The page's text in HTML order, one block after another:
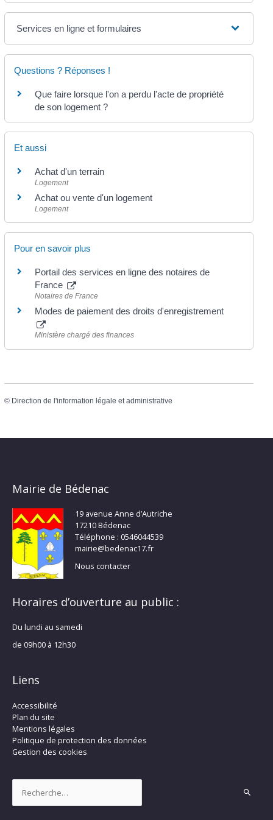
Services en ligne et formulaires
Questions ? Réponses !
Que faire lorsque l'on a perdu l'acte de propriété
de son logement ?
Et aussi
Achat d'un terrain
Logement
Achat ou vente d'un logement
Logement
Pour en savoir plus
Portail des services en ligne des notaires de
France
Notaires de France
Modes de paiement des droits d'enregistrement
Ministère chargé des finances
© Direction de l'information légale et administrative
Mairie de Bédenac
19 avenue Anne d’Autriche
17210 Bédenac
Téléphone : 0546044539
mairie@bedenac17.fr
Nous contacter
Horaires d’ouverture au public :
Du lundi au samedi
de 09h00 à 12h30
Liens
Accessibilité
Plan du site
Mentions légales
Politique de protection des données
Gestion des cookies